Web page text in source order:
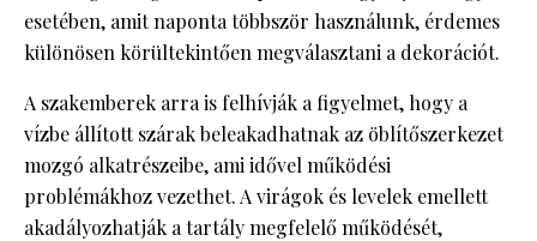
esetében, amit naponta többször használunk, érdemes
különösen körültekintően megválasztani a dekorációt.
A szakemberek arra is felhívják a figyelmet, hogy a
vízbe állított szárak beleakadhatnak az öblítőszerkezet
mozgó alkatrészeibe, ami idővel működési
problémákhoz vezethet. A virágok és levelek emellett
akadályozhatják a tartály megfelelő működését,